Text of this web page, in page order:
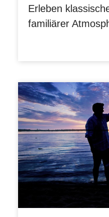
Erleben
familiärer